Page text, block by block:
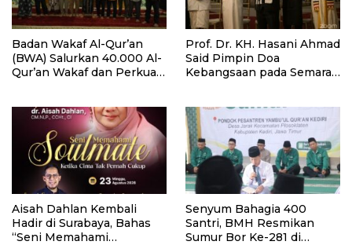
Badan Wakaf Al-Qur’an
(BWA) Salurkan 40.000 Al-
Qur’an Wakaf dan Perkuat
Prof. Dr. KH. Hasani Ahmad
Said Pimpin Doa
Kebangsaan pada Semarak
dan Pemasyarakatan RI
Aisah Dahlan Kembali
Hadir di Surabaya, Bahas
“Seni Memahami
Senyum Bahagia 400
Santri, BMH Resmikan
Sumur Bor Ke-281 di